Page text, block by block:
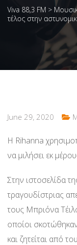
Viva 88,3 FM >
τέλος στην
June 29, 2020
Η Rihanna
να μιλήσει εκ
Στην ιστοσελίδα
τραγουδίστριας
τους Μπριόνα
οποίοι
και ζητείται από